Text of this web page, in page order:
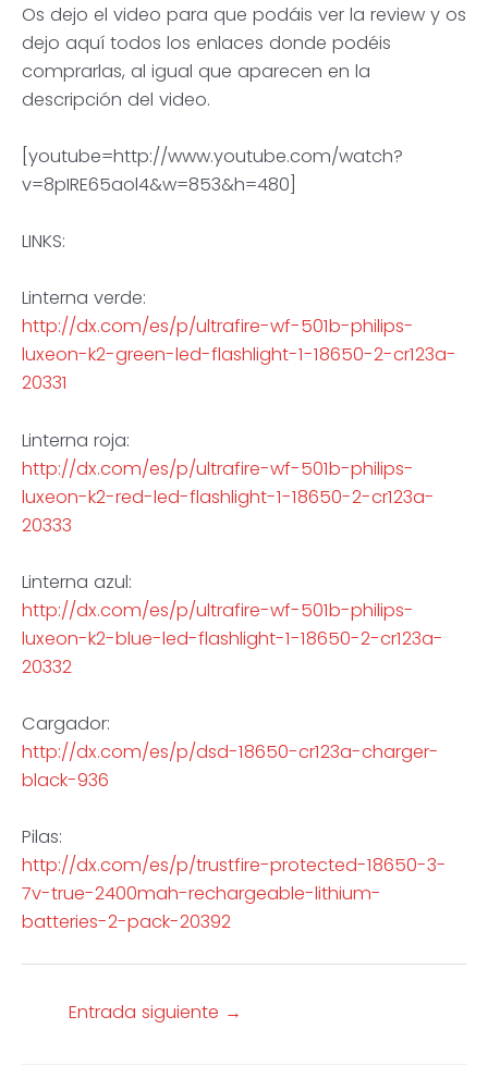
Os dejo el video para que podáis ver la review y os
dejo aquí todos los enlaces donde podéis
comprarlas, al igual que aparecen en la
descripción del video.
[youtube=http://www.youtube.com/watch?
v=8pIRE65aol4&w=853&h=480]
LINKS:
Linterna verde:
http://dx.com/es/p/ultrafire-wf-501b-philips-
luxeon-k2-green-led-flashlight-1-18650-2-cr123a-
20331
Linterna roja:
http://dx.com/es/p/ultrafire-wf-501b-philips-
luxeon-k2-red-led-flashlight-1-18650-2-cr123a-
20333
Linterna azul:
http://dx.com/es/p/ultrafire-wf-501b-philips-
luxeon-k2-blue-led-flashlight-1-18650-2-cr123a-
20332
Cargador:
http://dx.com/es/p/dsd-18650-cr123a-charger-
black-936
Pilas:
http://dx.com/es/p/trustfire-protected-18650-3-
7v-true-2400mah-rechargeable-lithium-
batteries-2-pack-20392
Entrada siguiente →